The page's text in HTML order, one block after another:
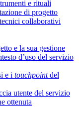
e rituali
di progetto
collaborativi
e la sua gestione
d’uso del servizio
e i touchpointdel
utente del servizio
ottenuta